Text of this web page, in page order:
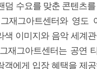
덤 수요를 맞춘 콘텐츠
재그아트센터와 영도
색 이미지와 음악 세계
재그아트센터는 공연
객에게 입장 혜택을 제